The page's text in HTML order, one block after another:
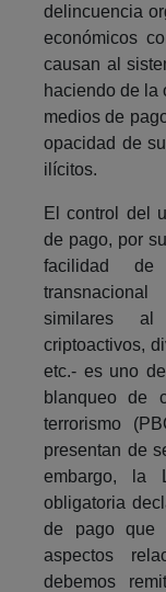
delincuencia
económicos
causan al
haciendo de la
medios de
opacidad de
ilícitos.
El control del
de pago, por
facilidad
similares al
criptoactivos,
etc.- es uno
blanqueo de
terrorismo
presentan de
embargo, la
obligatoria
de pago que
aspectos
debemos